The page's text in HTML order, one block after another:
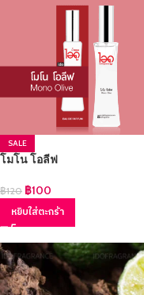
SALE
โมโน โอลีฟ
฿120 ฿100
หยิบใส่ตะกร้า